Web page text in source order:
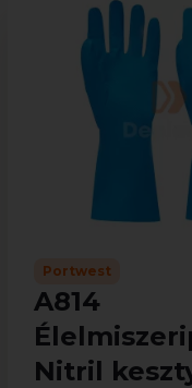
Portwest
A814
Nitril